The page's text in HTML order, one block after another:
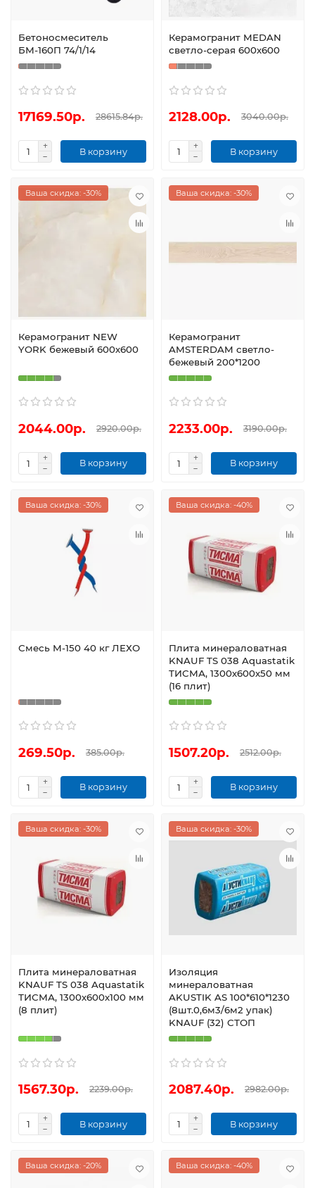
Бетоносмеситель
БМ-160П 74/1/14
17169.50р. 28615.84р.
В корзину
Керамогранит MEDAN
светло-серая 600х600
2128.00р. 3040.00р.
В корзину
Ваша скидка: -30%
Керамогранит NEW
YORK бежевый 600х600
2044.00р. 2920.00р.
В корзину
Ваша скидка: -30%
Керамогранит
AMSTERDAM светло-
бежевый 200*1200
2233.00р. 3190.00р.
В корзину
Ваша скидка: -30%
Смесь М-150 40 кг ЛЕХО
269.50р. 385.00р.
В корзину
Ваша скидка: -40%
Плита минераловатная
KNAUF TS 038 Aquastatik
ТИСМА, 1300х600х50 мм
(16 плит)
1507.20р. 2512.00р.
В корзину
Ваша скидка: -30%
Плита минераловатная
KNAUF TS 038 Aquastatik
ТИСМА, 1300х600х100 мм
(8 плит)
1567.30р. 2239.00р.
В корзину
Ваша скидка: -30%
Изоляция
минераловатная
AKUSTIK AS 100*610*1230
(8шт.0,6м3/6м2 упак)
KNAUF (32) СТОП
2087.40р. 2982.00р.
В корзину
Ваша скидка: -20% Ваша скидка: -40%